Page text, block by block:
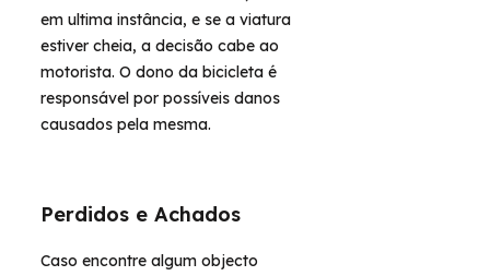
em ultima instância, e se a viatura
estiver cheia, a decisão cabe ao
motorista. O dono da bicicleta é
responsável por possíveis danos
causados pela mesma.
Perdidos e Achados
Caso encontre algum objecto